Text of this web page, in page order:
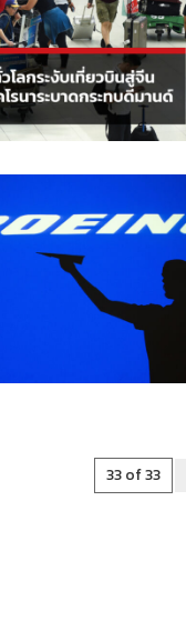
33 of 33